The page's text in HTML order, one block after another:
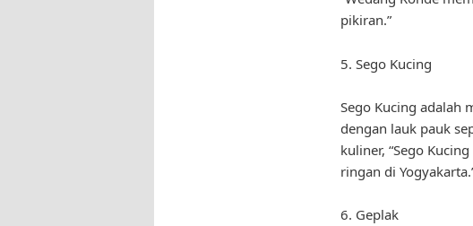
pikiran.”
5. Sego Kucing
Sego Kucing adalah
dengan lauk pauk
kuliner, “Sego
ringan di
6. Geplak